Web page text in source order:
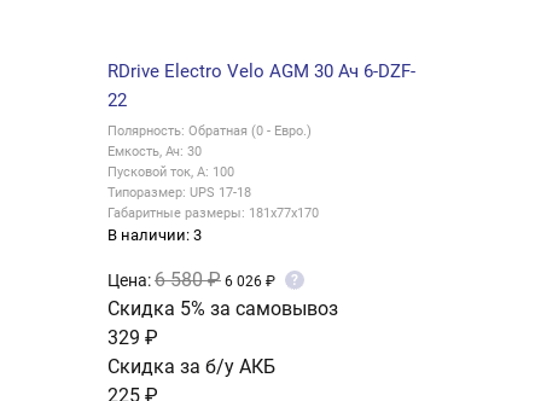
RDrive Electro Velo AGM 30 Ач 6-DZF-
22
Полярность: Обратная (0 - Евро.)
Емкость, Ач: 30
Пусковой ток, А: 100
Типоразмер: UPS 17-18
Габаритные размеры: 181x77x170
В наличии: 3
Цена:6 580 ₽ 6 026 ₽ ?
Скидка 5% за самовывоз
329 ₽
Скидка за б/у АКБ
225 ₽